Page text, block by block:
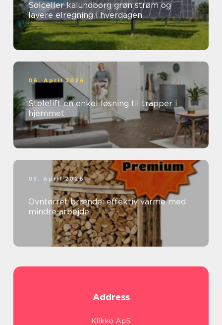
Solceller kalundborg grøn strøm og
lavere elregning i hverdagen
06. April 2026
Stolelift en enkel løsning til trapper i
hjemmet
05. April 2026
Ovntørret brænde: effektiv varme med
mindre arbejde
Address